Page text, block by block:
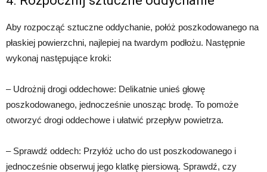
Aby rozpocząć sztuczne oddychanie, połóż poszkodowanego na
płaskiej powierzchni, najlepiej na twardym podłożu. Następnie
wykonaj następujące kroki:
– Udrożnij drogi oddechowe: Delikatnie unieś głowę
poszkodowanego, jednocześnie unosząc brodę. To pomoże
otworzyć drogi oddechowe i ułatwić przepływ powietrza.
– Sprawdź oddech: Przyłóż ucho do ust poszkodowanego i
jednocześnie obserwuj jego klatkę piersiową. Sprawdź, czy